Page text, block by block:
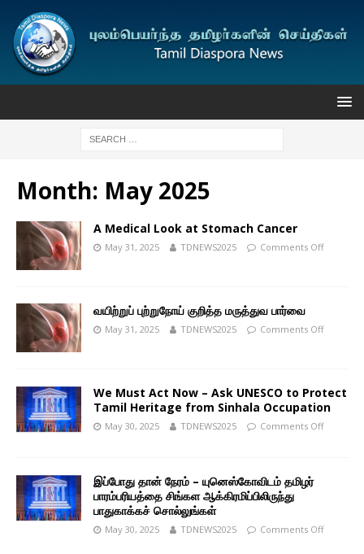
Month: May 2025
A Medical Look at Stomach Cancer
May 31, 2025 TDNEWS2025 Comments Off
வயிற்றுப் புற்றுநோய் குறித்த மருத்துவ பார்வை
May 31, 2025 TDNEWS2025 Comments Off
We Must Act Now – Ask UNESCO to Protect
Tamil Heritage from Sinhala Occupation
May 30, 2025 TDNEWS2025 Comments Off
இப்போது தான் நேரம் – யுனெஸ்கோவிடம் தமிழர்
பாரம்பரியத்தை சிங்கள ஆக்கிரமிப்பிலிருந்து
பாதுகாக்கச் சொல்லுங்கள்
May 30, 2025 TDNEWS2025 Comments Off